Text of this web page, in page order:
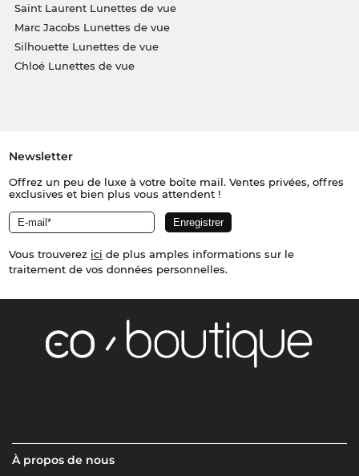
Saint Laurent Lunettes de vue
Marc Jacobs Lunettes de vue
Silhouette Lunettes de vue
Chloé Lunettes de vue
Newsletter
Offrez un peu de luxe à votre boîte mail. Ventes privées, offres
exclusives et bien plus vous attendent !
Vous trouverez ici de plus amples informations sur le
traitement de vos données personnelles.
À propos de nous